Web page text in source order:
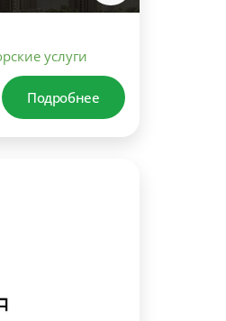
услуги
Подробнее